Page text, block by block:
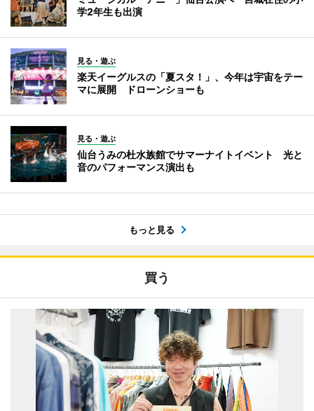
学2年生も出演
見る・遊ぶ
楽天イーグルスの「夏スタ！」、今年は宇宙をテー
マに展開 ドローンショーも
見る・遊ぶ
仙台うみの杜水族館でサマーナイトイベント 光と
音のパフォーマンス演出も
もっと見る
買う